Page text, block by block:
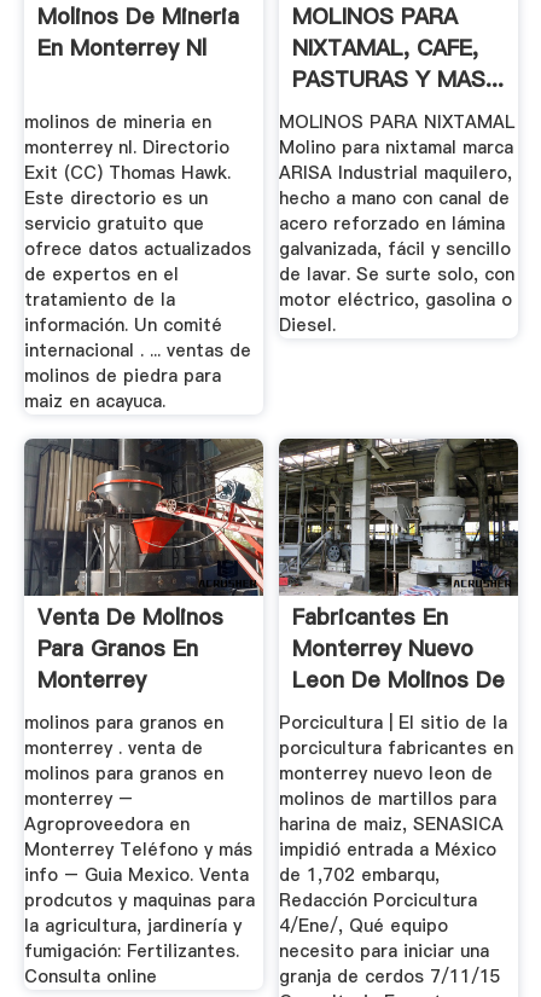
Molinos De Mineria
En Monterrey Nl
molinos de mineria en
monterrey nl. Directorio
Exit (CC) Thomas Hawk.
Este directorio es un
servicio gratuito que
ofrece datos actualizados
de expertos en el
tratamiento de la
información. Un comité
internacional . ... ventas de
molinos de piedra para
maiz en acayuca.
MOLINOS PARA
NIXTAMAL, CAFE,
PASTURAS Y MAS...
MOLINOS PARA NIXTAMAL
Molino para nixtamal marca
ARISA Industrial maquilero,
hecho a mano con canal de
acero reforzado en lámina
galvanizada, fácil y sencillo
de lavar. Se surte solo, con
motor eléctrico, gasolina o
Diesel.
Venta De Molinos
Para Granos En
Monterrey
molinos para granos en
monterrey . venta de
molinos para granos en
monterrey –
Agroproveedora en
Monterrey Teléfono y más
info – Guia Mexico. Venta
prodcutos y maquinas para
la agricultura, jardinería y
fumigación: Fertilizantes.
Consulta online
Fabricantes En
Monterrey Nuevo
Leon De Molinos De
...
Porcicultura | El sitio de la
porcicultura fabricantes en
monterrey nuevo leon de
molinos de martillos para
harina de maiz, SENASICA
impidió entrada a México
de 1,702 embarqu,
Redacción Porcicultura
4/Ene/, Qué equipo
necesito para iniciar una
granja de cerdos 7/11/15